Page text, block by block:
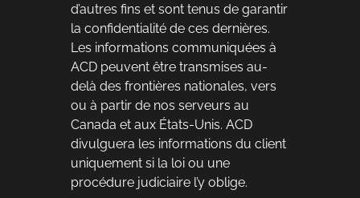
d’autres fins et sont tenus de garantir
la confidentialité de ces dernières.
Les informations communiquées à
ACD peuvent être transmises au-
delà des frontières nationales, vers
ou à partir de nos serveurs au
Canada et aux États-Unis. ACD
divulguera les informations du client
uniquement si la loi ou une
procédure judiciaire l’y oblige.